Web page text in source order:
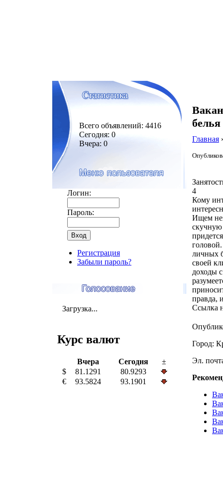
Всего объявлений: 4416
Сегодня: 0
Вчера: 0
Логин:
Пароль:
Регистрация
Забыли пароль?
Загрузка...
Курс валют
Вчера Сегодня
±
$
81.1291
80.9293
€
93.5824 93.1901
Главная
4
Кому
Ищем
скучную
личных
своей
доходы
правда,
Ссылка
Город:
Эл.